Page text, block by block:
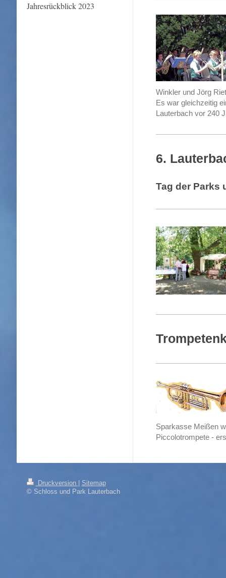
Jahresrückblick 2023
Winkler und Jörg
Es war gleichzeitig
Lauterbach vor 240
6.
Tag der Parks
Sparkasse Meißen
Piccolotrompete -
Druckversion
Sitemap
© Schloss und Park Lauterbach